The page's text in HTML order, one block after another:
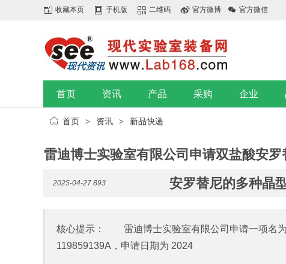
收藏本页 手机版 二维码 官方微博 官方微信
首页 资讯 产品 采购 企业
首页 > 资讯 > 新品快递
雷迪博士实验室有限公司申请双盐酸安
安罗替尼的多种晶
2025-04-27 893
核心提示： 雷迪博士实验室有限公司申请一项名为
119859139A，申请日期为 2024